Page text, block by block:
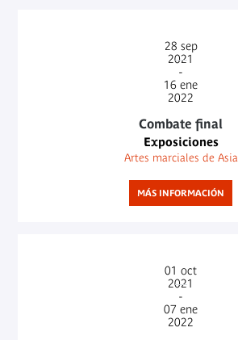
28 sep
2021
-
16 ene
2022
Combate final
Exposiciones
Artes marciales de Asia
MÁS INFORMACIÓN
01 oct
2021
-
07 ene
2022